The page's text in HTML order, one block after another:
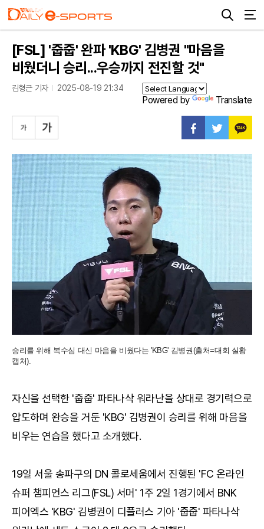
[FSL] '줍줍' 완파 'KBG' 김병권 "마음을
비웠더니 승리...우승까지 전진할 것"
김형근 기자 2025-08-19 21:34
Powered by Translate
승리를 위해 복수심 대신 마음을 비웠다는 'KBG' 김병권(출처=대회 실황
캡처).
자신을 선택한 '줍줍' 파타나삭 워라난을 상대로 경기력으로
압도하며 완승을 거둔 'KBG' 김병권이 승리를 위해 마음을
비우는 연습을 했다고 소개했다.
19일 서울 송파구의 DN 콜로세움에서 진행된 'FC 온라인
슈퍼 챔피언스 리그(FSL) 서머' 1주 2일 1경기에서 BNK
피어엑스 'KBG' 김병권이 디플러스 기아 '줍줍' 파타나삭